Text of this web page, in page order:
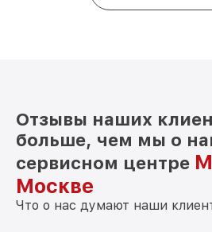
Отзывы наших
больше, чем мы о
сервисном центре
Москве
Что о нас думают наши